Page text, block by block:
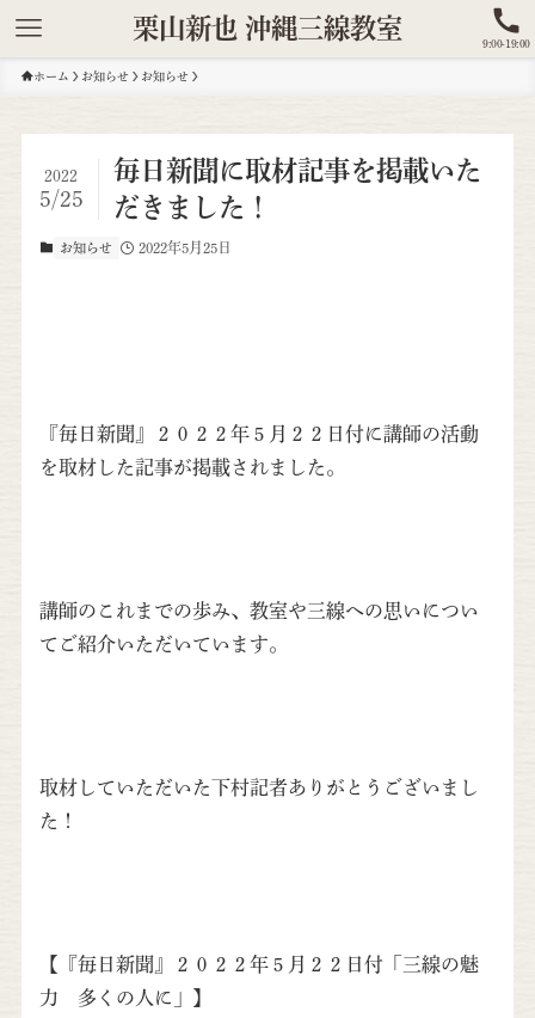
栗山新也 沖縄三線教室
9:00-19:00
ホーム お知らせ お知らせ
毎日新聞に取材記事を掲載いた
だきました！
2022
5/25
お知らせ 2022年5月25日
『毎日新聞』２０２２年５月２２日付に講師の活動
を取材した記事が掲載されました。
講師のこれまでの歩み、教室や三線への思いについ
てご紹介いただいています。
取材していただいた下村記者ありがとうございまし
た！
【『毎日新聞』２０２２年５月２２日付「三線の魅
力 多くの人に」】